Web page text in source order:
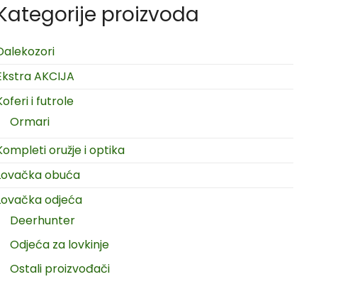
proizvoda
AKCIJA
i futrole
Ormari
oružje i optika
obuća
odjeća
Deerhunter
Odjeća za lovkinje
Ostali proizvođači